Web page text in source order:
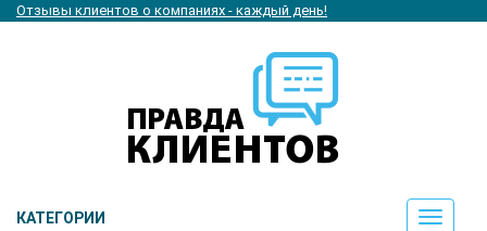
Отзывы клиентов о компаниях - каждый день!
КАТЕГОРИИ
Toggle